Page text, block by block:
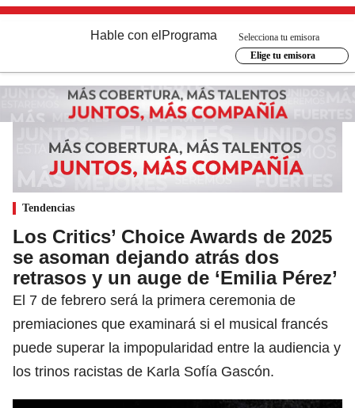
Hable con el Programa
Selecciona tu emisora
Elige tu emisora
Tendencias
Los Critics’ Choice Awards de 2025
se asoman dejando atrás dos
retrasos y un auge de ‘Emilia Pérez’
El 7 de febrero será la primera ceremonia de
premiaciones que examinará si el musical francés
puede superar la impopularidad entre la audiencia y
los trinos racistas de Karla Sofía Gascón.